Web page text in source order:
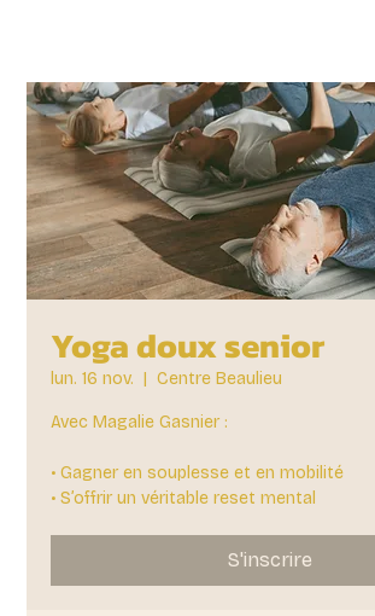
Yoga doux senior
lun. 16 nov.
  |
Centre Beaulieu
Avec Magalie Gasnier :
• Gagner en souplesse et en mobilité
• S’offrir un véritable reset mental
S'inscrire